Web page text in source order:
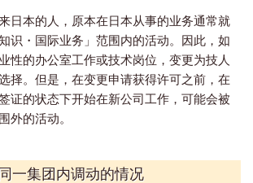
日本的人，原本在日本从事的业务通常就
识・国际业务」范围内的活动。因此，如
性的办公室工作或技术岗位，变更为技人
择。但是，在变更申请获得许可之前，在
证的状态下开始在新公司工作，可能会被
外的活动。
一集团内调动的情况